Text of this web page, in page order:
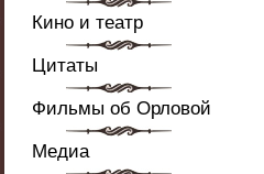
Кино и театр
Цитаты
Фильмы об Орловой
Медиа